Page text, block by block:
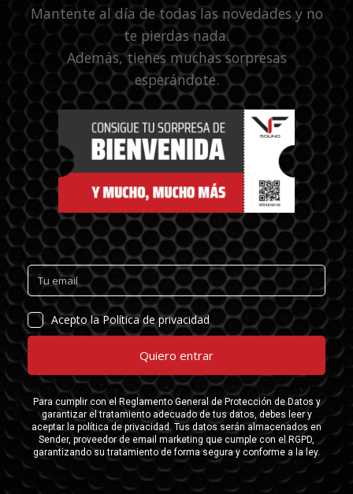
Mantente al día de todas las novedades y no
te pierdas nada.
Además, tienes muchas sorpresas
esperándote.